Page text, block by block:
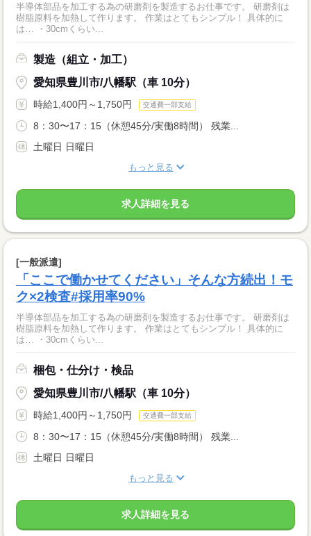
半導体部品を加工する為の研磨剤を製造するお仕事です。 研磨剤は
樹脂原料を加熱して作ります。 作業はとてもシンプル！ 具体的に
は… ・30cmくらい...
製造（組立・加工）
愛知県豊川市/八幡駅（車 10分）
時給1,400円～1,750円 交通費一部支給
8：30〜17：15（休憩45分/実働8時間） 残業...
土曜日 日曜日
もっと見る
求人詳細を見る
[一般派遣]
「ここで働かせてください」そんな方続出！モ
ク×2検査#採用率90%
半導体部品を加工する為の研磨剤を製造するお仕事です。 研磨剤は
樹脂原料を加熱して作ります。 作業はとてもシンプル！ 具体的に
は… ・30cmくらい...
梱包・仕分け・検品
愛知県豊川市/八幡駅（車 10分）
時給1,400円～1,750円 交通費一部支給
8：30〜17：15（休憩45分/実働8時間） 残業...
土曜日 日曜日
もっと見る
求人詳細を見る